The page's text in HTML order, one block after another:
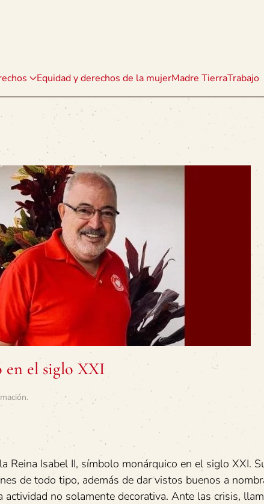
Equidad y derechos de la mujerMadre TierraTrabajo
en el siglo XXI
.
Reina Isabel II, símbolo monárquico en el siglo XXI.
de todo tipo, además de dar vistos buenos a
no solamente decorativa. Ante las crisis,